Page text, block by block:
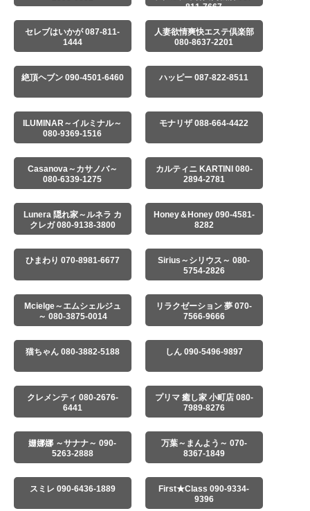
811-7667
セレブはいかが 087-811-
1444
人妻欲情爽快エステ倶楽部
080-8637-2201
絶頂ヘブン 090-4501-6460 ハッピー 087-822-8511
ILUMINAR～イルミナル～
080-9369-1516
モナリザ 088-664-4422
Casanova～カサノバ～
080-6339-1275
カルティニ KARTINI 080-
2894-2781
Lunera 隠れ家～ルネラ カ
クレガ 080-9138-3800
Honey＆Honey 090-4581-
8282
ひまわり 070-8981-6677
Sirius～シリウス～ 080-
5754-2826
Mcielge～エムシェルジュ
～ 080-3875-0014
リラクゼーション 夢 070-
7566-9666
猫ちゃん 080-3882-5188 しん 090-5496-9897
クレメンティ 080-2676-
6441
プリマ 癒し家 小町店 080-
7989-8276
姗娜娜 ～サナナ～ 090-
5263-2888
万葉～まんよう～ 070-
8367-1849
スミレ 090-6436-1889
First★Class 090-9334-
9396